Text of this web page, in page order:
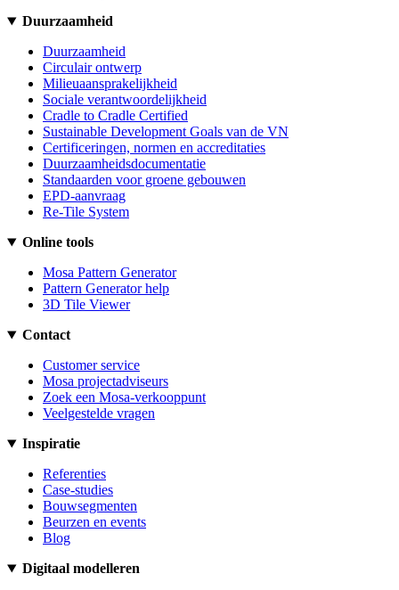
Duurzaamheid
Duurzaamheid
Circulair ontwerp
Milieuaansprakelijkheid
Sociale verantwoordelijkheid
Cradle to Cradle Certified
Sustainable Development Goals van de VN
Certificeringen, normen en accreditaties
Duurzaamheidsdocumentatie
Standaarden voor groene gebouwen
EPD-aanvraag
Re-Tile System
Online tools
Mosa Pattern Generator
Pattern Generator help
3D Tile Viewer
Contact
Customer service
Mosa projectadviseurs
Zoek een Mosa-verkooppunt
Veelgestelde vragen
Inspiratie
Referenties
Case-studies
Bouwsegmenten
Beurzen en events
Blog
Digitaal modelleren